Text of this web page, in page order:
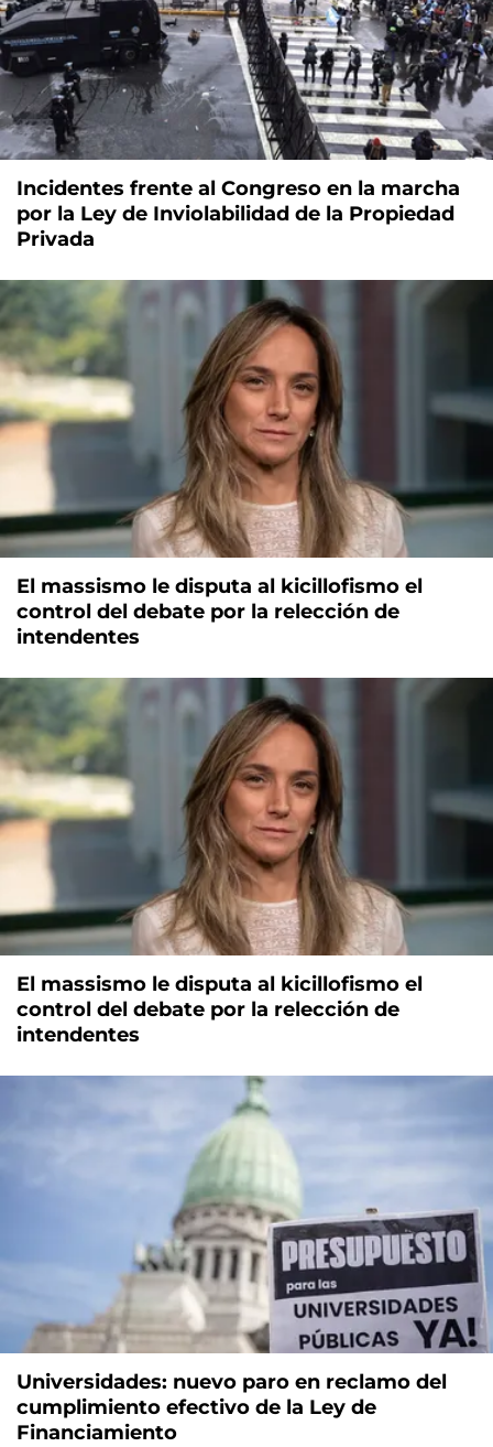
Incidentes frente al Congreso en la marcha
por la Ley de Inviolabilidad de la Propiedad
Privada
El massismo le disputa al kicillofismo el
control del debate por la relección de
intendentes
El massismo le disputa al kicillofismo el
control del debate por la relección de
intendentes
Universidades: nuevo paro en reclamo del
cumplimiento efectivo de la Ley de
Financiamiento